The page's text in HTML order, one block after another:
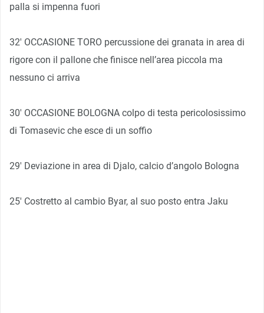
palla si impenna fuori
32′ OCCASIONE TORO percussione dei granata in area di
rigore con il pallone che finisce nell’area piccola ma
nessuno ci arriva
30′ OCCASIONE BOLOGNA colpo di testa pericolosissimo
di Tomasevic che esce di un soffio
29′ Deviazione in area di Djalo, calcio d’angolo Bologna
25′ Costretto al cambio Byar, al suo posto entra Jaku